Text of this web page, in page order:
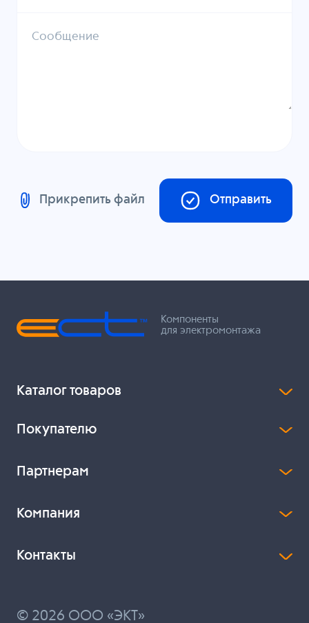
Сообщение
Прикрепить файл Отправить
Компоненты
для электромонтажа
Каталог товаров
Покупателю
Партнерам
Компания
Контакты
© 2026 ООО «ЭКТ»